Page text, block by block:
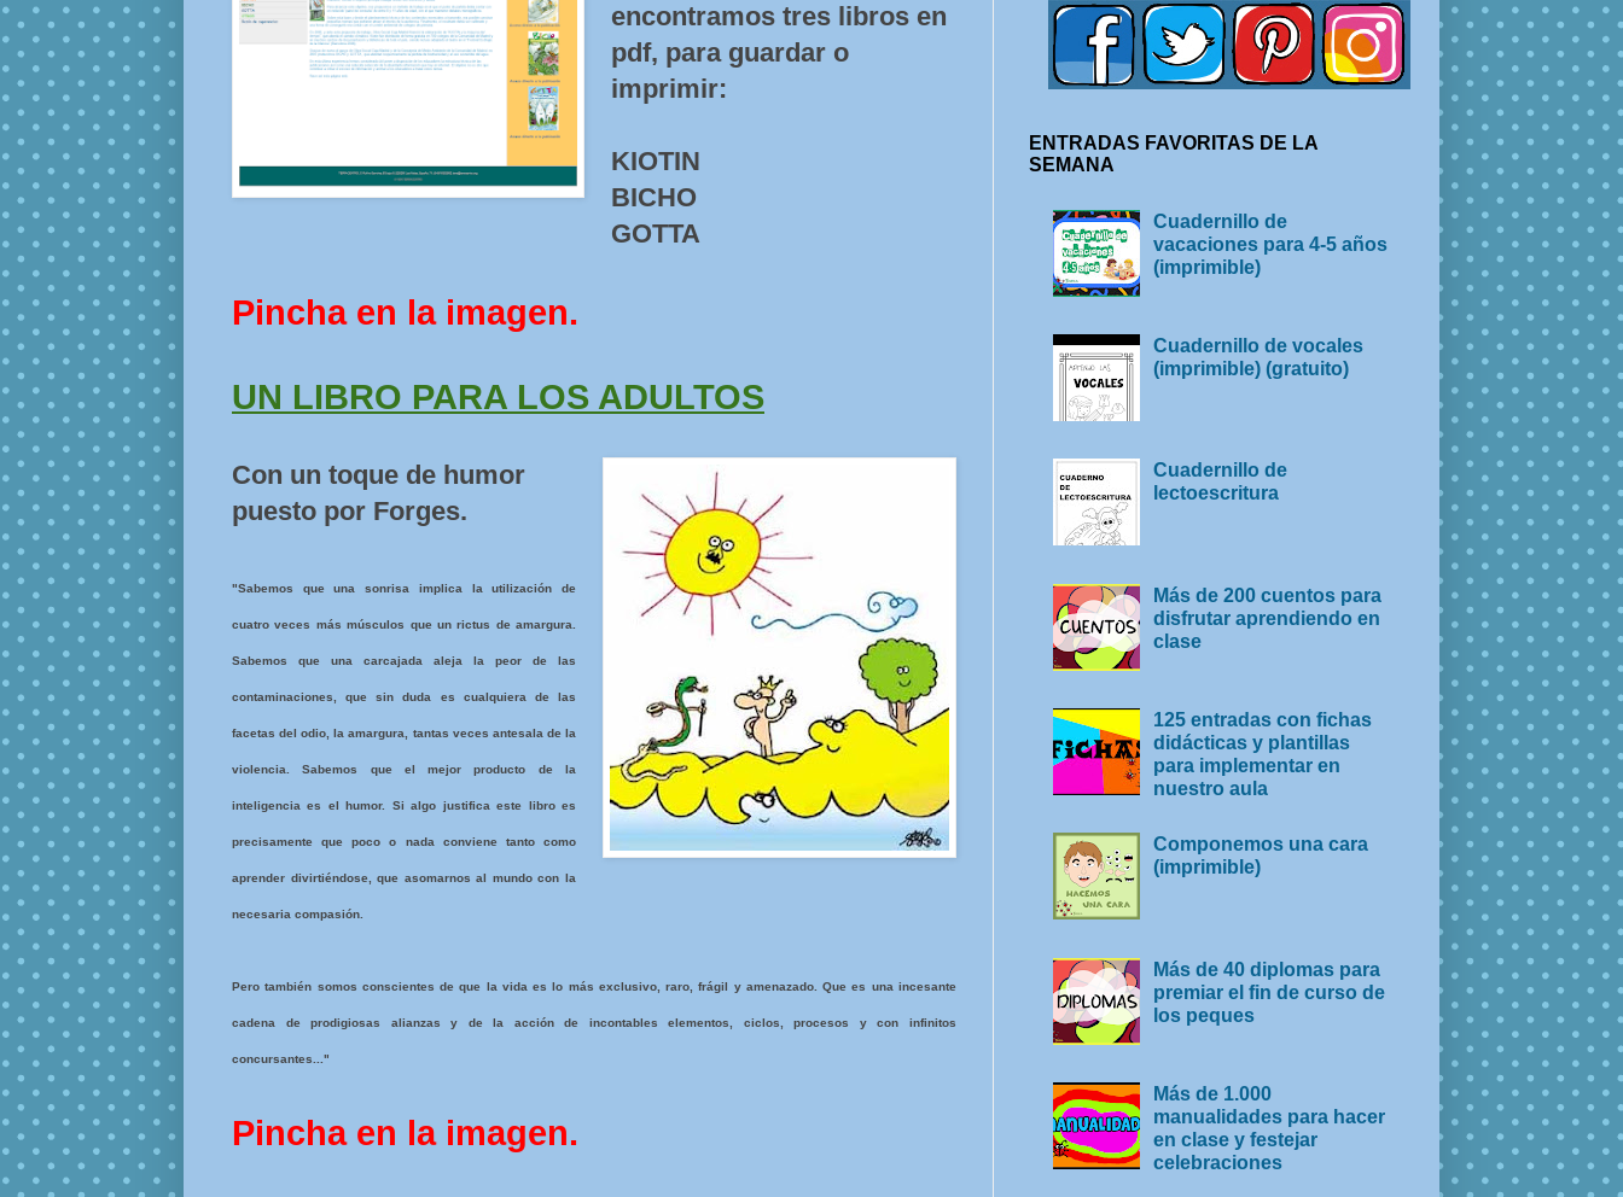
encontramos tres libros en
pdf, para guardar o
imprimir:
KIOTIN
BICHO
GOTTA
Pincha en la imagen.
UN LIBRO PARA LOS ADULTOS
Con un toque de humor
puesto por Forges.
"Sabemos que una sonrisa implica la utilización de
cuatro veces más músculos que un rictus de amargura.
Sabemos que una carcajada aleja la peor de las
contaminaciones, que sin duda es cualquiera de las
facetas del odio, la amargura, tantas veces antesala de la
violencia. Sabemos que el mejor producto de la
inteligencia es el humor. Si algo justifica este libro es
precisamente que poco o nada conviene tanto como
aprender divirtiéndose, que asomarnos al mundo con la
necesaria compasión.
Pero también somos conscientes de que la vida es lo más exclusivo, raro, frágil y amenazado. Que es una incesante
cadena de prodigiosas alianzas y de la acción de incontables elementos, ciclos, procesos y con infinitos
concursantes..."
Pincha en la imagen.
ENTRADAS FAVORITAS DE LA
SEMANA
Cuadernillo de
vacaciones para 4-5 años
(imprimible)
Cuadernillo de vocales
(imprimible) (gratuito)
Cuadernillo de
lectoescritura
Más de 200 cuentos para
disfrutar aprendiendo en
clase
125 entradas con fichas
didácticas y plantillas
para implementar en
nuestro aula
Componemos una cara
(imprimible)
Más de 40 diplomas para
premiar el fin de curso de
los peques
Más de 1.000
manualidades para hacer
en clase y festejar
celebraciones